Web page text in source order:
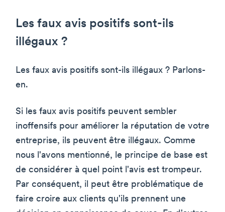
Les faux avis positifs sont-ils
illégaux ?
Les faux avis positifs sont-ils illégaux ? Parlons-
en.
Si les faux avis positifs peuvent sembler
inoffensifs pour améliorer la réputation de votre
entreprise, ils peuvent être illégaux. Comme
nous l'avons mentionné, le principe de base est
de considérer à quel point l'avis est trompeur.
Par conséquent, il peut être problématique de
faire croire aux clients qu'ils prennent une